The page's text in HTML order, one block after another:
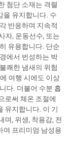
첨단 소재는 격렬
을 유지합니다. 수
반응하며 지속적
자, 운동선수, 또는
유용합니다. 단순
에서 번성하는 박
쾌한 냄새의 위험
여행 시에도 이상
다. 더불어 수분 흡
로써 체온 조절에
유지합니다. 이 기
며, 위생, 착용감, 전
여 프리미엄 남성용